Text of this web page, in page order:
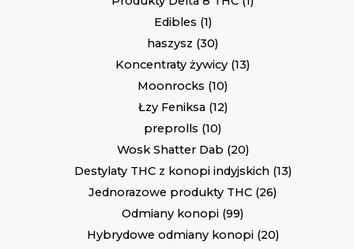
Edibles 1
haszysz 30
Koncentraty żywicy 13
Moonrocks 10
Łzy Feniksa 12
preprolls 10
Wosk Shatter Dab 20
Destylaty THC z konopi indyjskich 13
Jednorazowe produkty THC 26
Odmiany konopi 99
Hybrydowe odmiany konopi 20